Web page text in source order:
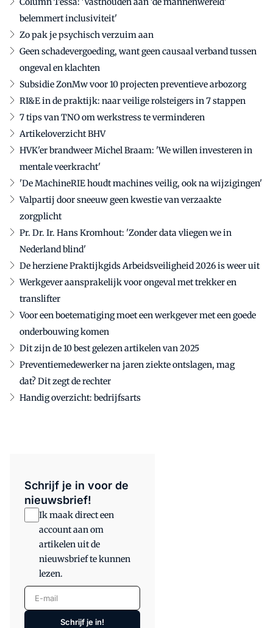
belemmert inclusiviteit'
Zo pak je psychisch verzuim aan
Geen schadevergoeding, want geen causaal verband tussen
ongeval en klachten
Subsidie ZonMw voor 10 projecten preventieve arbozorg
RI&E in de praktijk: naar veilige rolsteigers in 7 stappen
7 tips van TNO om werkstress te verminderen
Artikeloverzicht BHV
HVK'er brandweer Michel Braam: 'We willen investeren in
mentale veerkracht'
'De MachineRIE houdt machines veilig, ook na wijzigingen'
Valpartij door sneeuw geen kwestie van verzaakte
zorgplicht
Pr. Dr. Ir. Hans Kromhout: 'Zonder data vliegen we in
Nederland blind'
De herziene Praktijkgids Arbeidsveiligheid 2026 is weer uit
Werkgever aansprakelijk voor ongeval met trekker en
translifter
Voor een boetematiging moet een werkgever met een goede
onderbouwing komen
Dit zijn de 10 best gelezen artikelen van 2025
Preventiemedewerker na jaren ziekte ontslagen, mag
dat? Dit zegt de rechter
Handig overzicht: bedrijfsarts
Schrijf je in voor de
nieuwsbrief!
Ik maak direct een
account aan om
artikelen uit de
nieuwsbrief te kunnen
lezen.
E-mail
Schrijf je in!